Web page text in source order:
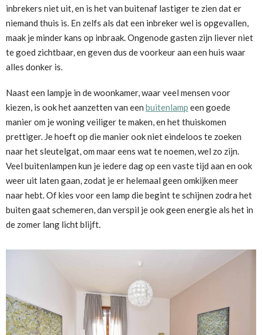
inbrekers niet uit, en is het van buitenaf lastiger te zien dat er
niemand thuis is. En zelfs als dat een inbreker wel is opgevallen,
maak je minder kans op inbraak. Ongenode gasten zijn liever niet
te goed zichtbaar, en geven dus de voorkeur aan een huis waar
alles donker is.
Naast een lampje in de woonkamer, waar veel mensen voor
kiezen, is ook het aanzetten van een buitenlamp een goede
manier om je woning veiliger te maken, en het thuiskomen
prettiger. Je hoeft op die manier ook niet eindeloos te zoeken
naar het sleutelgat, om maar eens wat te noemen, wel zo zijn.
Veel buitenlampen kun je iedere dag op een vaste tijd aan en ook
weer uit laten gaan, zodat je er helemaal geen omkijken meer
naar hebt. Of kies voor een lamp die begint te schijnen zodra het
buiten gaat schemeren, dan verspil je ook geen energie als het in
de zomer lang licht blijft.